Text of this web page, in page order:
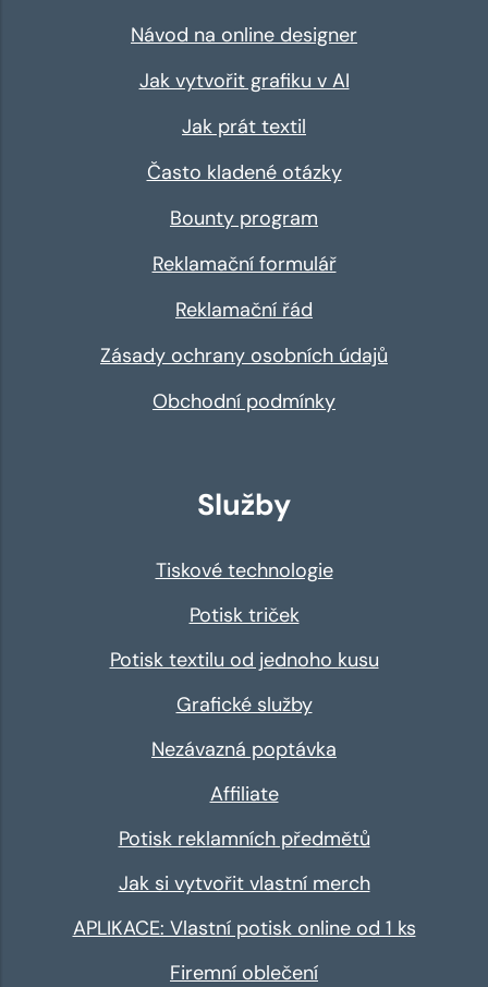
Návod na online designer
Jak vytvořit grafiku v AI
Jak prát textil
Často kladené otázky
Bounty program
Reklamační formulář
Reklamační řád
Zásady ochrany osobních údajů
Obchodní podmínky
Služby
Tiskové technologie
Potisk triček
Potisk textilu od jednoho kusu
Grafické služby
Nezávazná poptávka
Affiliate
Potisk reklamních předmětů
Jak si vytvořit vlastní merch
APLIKACE: Vlastní potisk online od 1 ks
Firemní oblečení